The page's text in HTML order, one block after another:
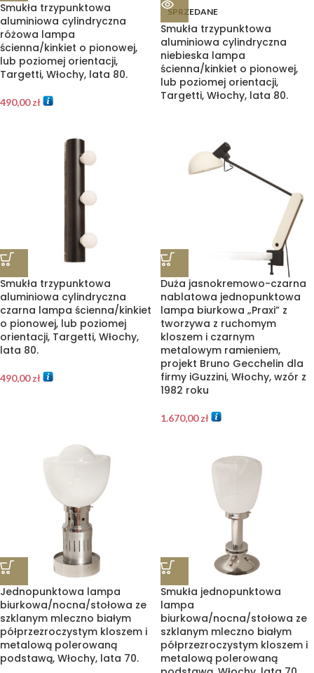
Smukła trzypunktowa
aluminiowa cylindryczna
różowa lampa
ścienna/kinkiet o pionowej,
lub poziomej orientacji,
Targetti, Włochy, lata 80.
490,00zł
SPRZEDANE
Smukła trzypunktowa
aluminiowa cylindryczna
niebieska lampa
ścienna/kinkiet o pionowej,
lub poziomej orientacji,
Targetti, Włochy, lata 80.
Smukła trzypunktowa
aluminiowa cylindryczna
czarna lampa ścienna/kinkiet
o pionowej, lub poziomej
orientacji, Targetti, Włochy,
lata 80.
490,00zł
Duża jasnokremowo-czarna
nablatowa jednopunktowa
lampa biurkowa „Praxi” z
tworzywa z ruchomym
kloszem i czarnym
metalowym ramieniem,
projekt Bruno Gecchelin dla
firmy iGuzzini, Włochy, wzór z
1982 roku
1.670,00zł
Jednopunktowa lampa
biurkowa/nocna/stołowa ze
szklanym mleczno białym
półprzezroczystym kloszem i
metalową polerowaną
podstawą, Włochy, lata 70.
Smukła jednopunktowa
lampa
biurkowa/nocna/stołowa ze
szklanym mleczno białym
półprzezroczystym kloszem i
metalową polerowaną